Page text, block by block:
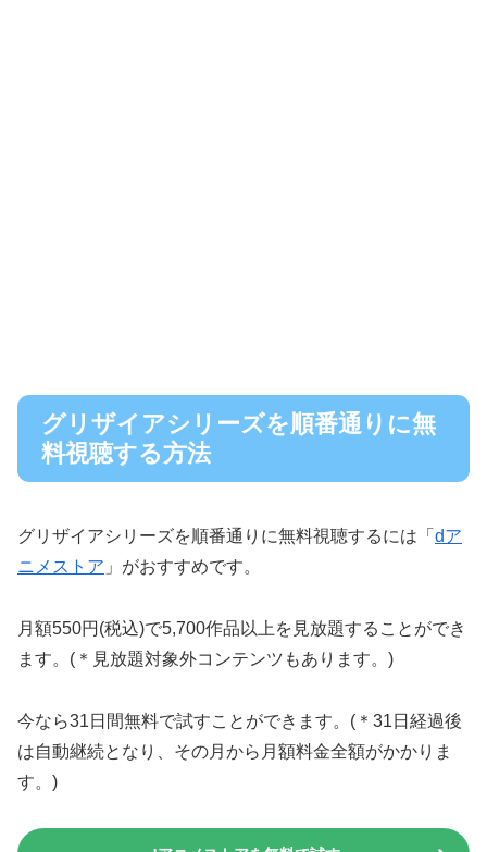
グリザイアシリーズを順番通りに無
料視聴する方法
グリザイアシリーズを順番通りに無料視聴するには「 dア
ニメストア 」がおすすめです。
月額550円(税込)で5,700作品以上を見放題することができ
ます。(＊見放題対象外コンテンツもあります。)
今なら31日間無料で試すことができます。(＊31日経過後
は自動継続となり、その月から月額料金全額がかかりま
す。)